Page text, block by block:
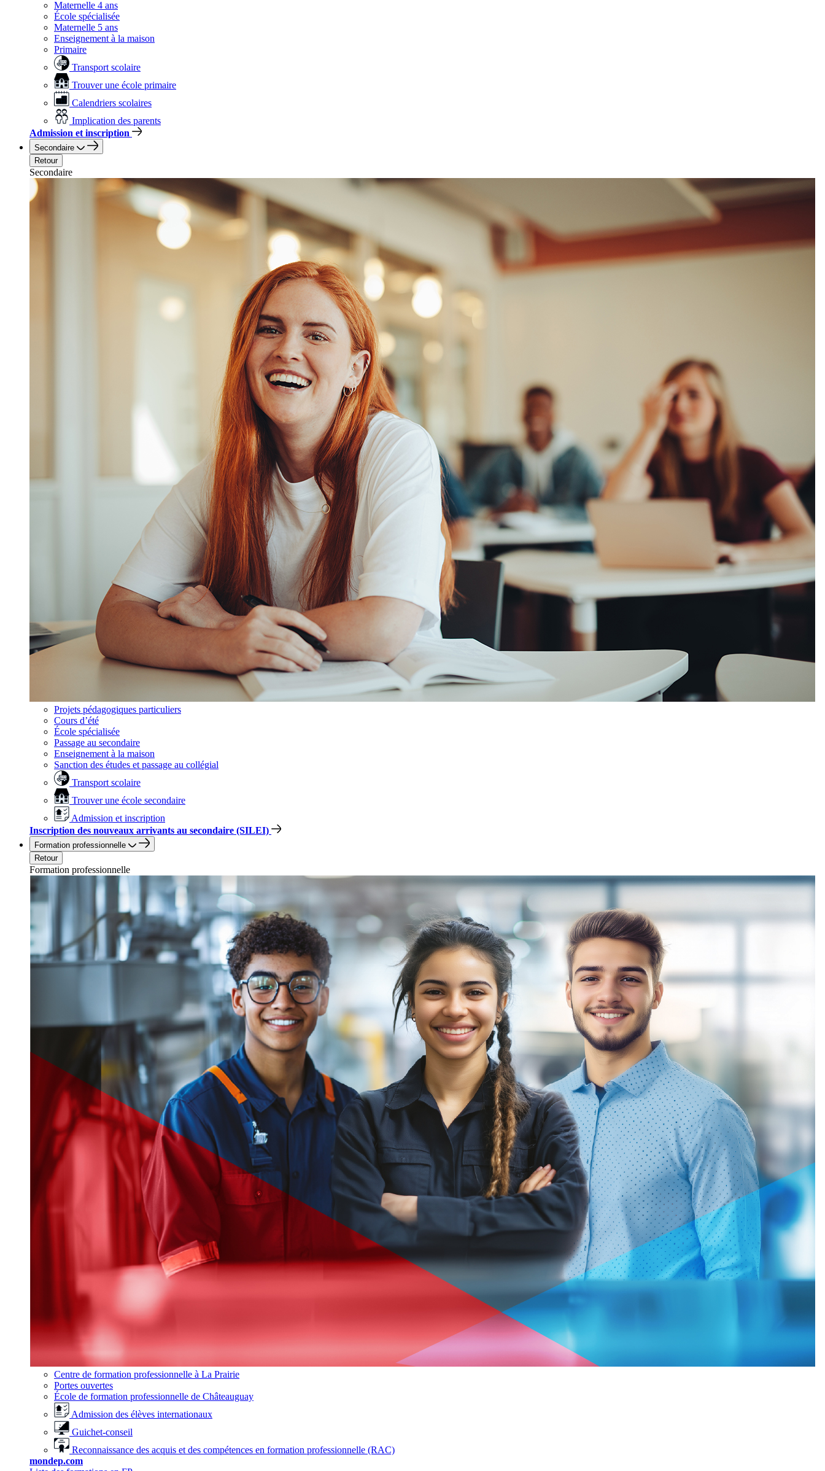
Maternelle 4 ans
École spécialisée
Maternelle 5 ans
Enseignement à la maison
Primaire
Transport scolaire
Trouver une école primaire
Calendriers scolaires
Implication des parents
Admission et inscription
Secondaire
Retour
Secondaire
Projets pédagogiques particuliers
Cours d’été
École spécialisée
Passage au secondaire
Enseignement à la maison
Sanction des études et passage au collégial
Transport scolaire
Trouver une école secondaire
Admission et inscription
Inscription des nouveaux arrivants au secondaire (SILEI)
Formation professionnelle
Retour
Formation professionnelle
Centre de formation professionnelle à La Prairie
Portes ouvertes
École de formation professionnelle de Châteauguay
Admission des élèves internationaux
Guichet-conseil
Reconnaissance des acquis et des compétences en formation professionnelle (RAC)
mondep.com